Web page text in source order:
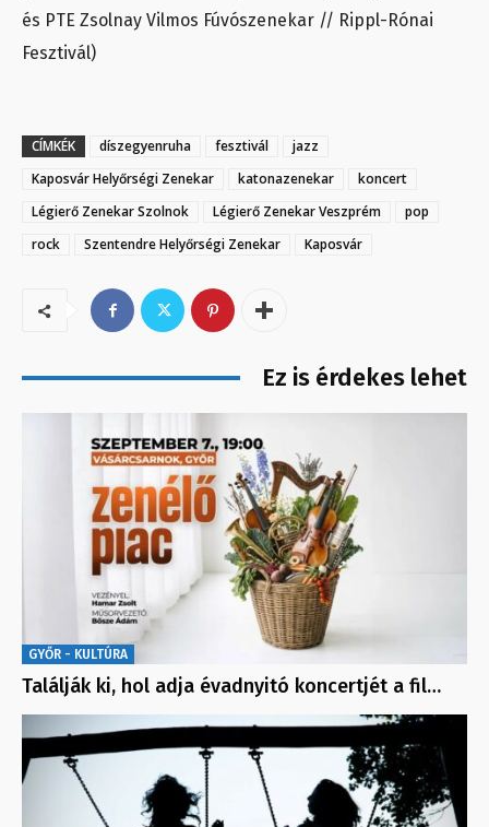
és PTE Zsolnay Vilmos Fúvószenekar // Rippl-Rónai
Fesztivál)
CÍMKÉK díszegyenruha fesztivál
jazz
Kaposvár Helyőrségi Zenekar
katonazenekar
koncert
Légierő Zenekar Szolnok
Légierő Zenekar Veszprém
pop
rock
Szentendre Helyőrségi Zenekar Kaposvár
Ez is érdekes lehet
GYŐR - KULTÚRA
Találják ki, hol adja évadnyitó koncertjét a fil…